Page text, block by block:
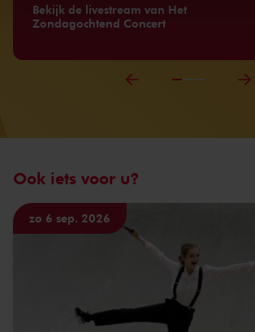
kunnen ontvangen en verwerken.
Bekijk de livestream van Het
Zondagochtend Concert
Ook iets voor u?
zo 6 sep. 2026